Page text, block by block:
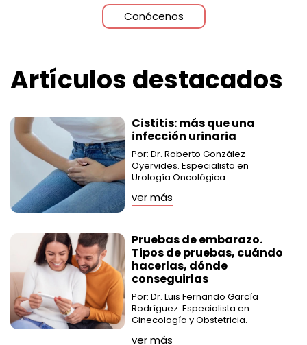
Conócenos
Artículos destacados
Cistitis: más que una
infección urinaria
Por: Dr. Roberto González
Oyervides. Especialista en
Urología Oncológica.
ver más
Pruebas de embarazo.
Tipos de pruebas, cuándo
hacerlas, dónde
conseguirlas
Por: Dr. Luis Fernando García
Rodríguez. Especialista en
Ginecología y Obstetricia.
ver más